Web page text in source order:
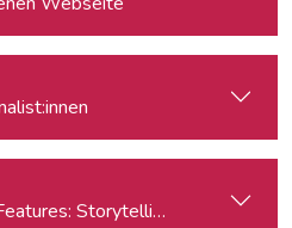
Storytelling für Podcasts